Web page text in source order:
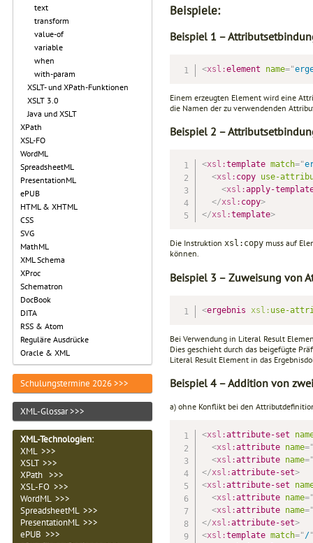
text
transform
value-of
variable
when
with-param
XSLT- und XPath-Funktionen
XSLT 3.0
Java und XSLT
XPath
XSL-FO
WordML
SpreadsheetML
PresentationML
ePUB
HTML & XHTML
CSS
SVG
MathML
XML Schema
XProc
Schematron
DocBook
DITA
RSS & Atom
Reguläre Ausdrücke
Oracle & XML
Schulungstermine 2026 >>>
XML-Glossar >>>
XML-Technologien:
XML >>>
XSLT >>>
XPath >>>
XSL-FO >>>
WordML >>>
SpreadsheetML >>>
PresentationML >>>
ePUB >>>
Beispiele:
Beispiel 1 –
<xsl:element name="
Einem erzeugten Element wird eine
die Namen der zu verwendenden
Beispiel 2 –
<xsl:template match="
<xsl: copy
use-
<xsl:apply-
</xsl: copy>
</xsl:template>
Die Instruktion xsl:copy muss auf
können.
Beispiel 3 – Zuweisung von
<ergebnis xsl: use-
Bei Verwendung in Literal Result
Dies geschieht durch das beigefügte
Literal Result Ele­ment in das
Beispiel 4 – Addition von
a) ohne Konflikt bei den
<xsl:attribute-set
<xsl:attribute name=
<xsl:attribute name=
</xsl:attribute-set>
<xsl:attribute-set
<xsl:attribute name=
<xsl:attribute name=
</xsl:attribute-set>
<xsl:template match="/